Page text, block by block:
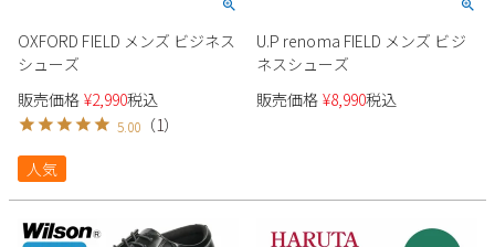
SKECHERS
moz
new balance
puma
Parade
SKECHERS
GAP
EDWIN
SKECHERS
new balance
瞬足
ビジネスバッグ
トートバッグ
ショルダーバッグ
財布
ご利用ガイド
会員サービス
メルマガ購買
OXFORD FIELD メンズ ビジネス
シューズ
販売価格 ¥2,990税込
5.00 （1）
人気
U.P renoma FIELD メンズ ビジ
ネスシューズ
販売価格 ¥8,990税込